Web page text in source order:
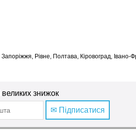
Рівне, Полтава, Кіровоград, Івано-
великих знижок
✉ Підписатися